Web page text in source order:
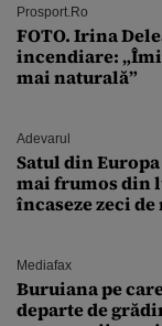
București. Pe ce
Prosport.ro
FOTO. Irina
incendiare: „Îmi
mai naturală”
Adevarul
Satul din
mai frumos din
încaseze zeci
Mediafax
Buruiana pe
departe de